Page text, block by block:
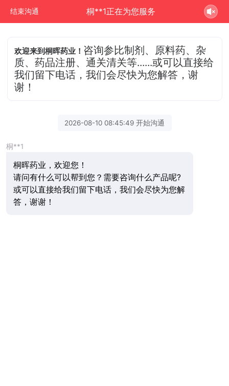
结束沟通 桐**1正在为您服务
欢迎来到桐晖药业！ 咨询参比制剂、原料药、杂
质、药品注册、通关清关等......或可以直接给
我们留下电话，我们会尽快为您解答，谢
谢！
2026-08-10 08:45:49 开始沟通
桐**1
桐晖药业，欢迎您！
请问有什么可以帮到您？需要咨询什么产品呢?
或可以直接给我们留下电话，我们会尽快为您解
答，谢谢！